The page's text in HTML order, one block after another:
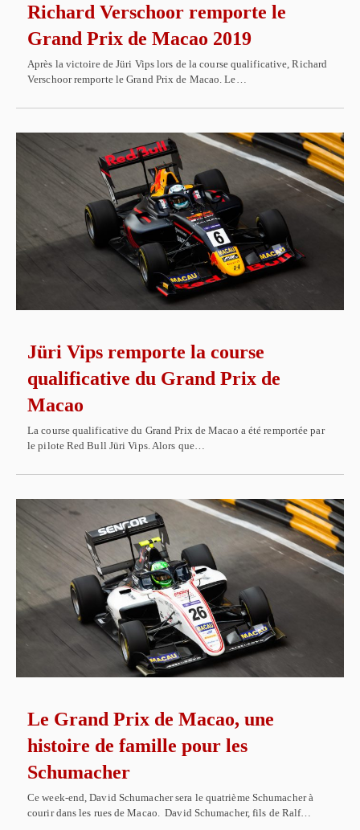
Richard Verschoor remporte le
Grand Prix de Macao 2019
Après la victoire de Jüri Vips lors de la course qualificative, Richard
Verschoor remporte le Grand Prix de Macao. Le…
Jüri Vips remporte la course
qualificative du Grand Prix de
Macao
La course qualificative du Grand Prix de Macao a été remportée par
le pilote Red Bull Jüri Vips. Alors que…
Le Grand Prix de Macao, une
histoire de famille pour les
Schumacher
Ce week-end, David Schumacher sera le quatrième Schumacher à
courir dans les rues de Macao. David Schumacher, fils de Ralf…